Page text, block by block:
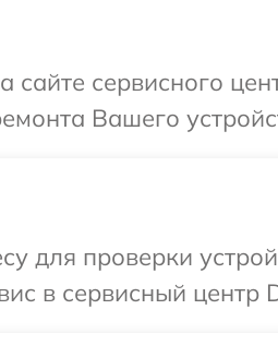
сайте сервисного
Вашего
для проверки
в сервисный центр